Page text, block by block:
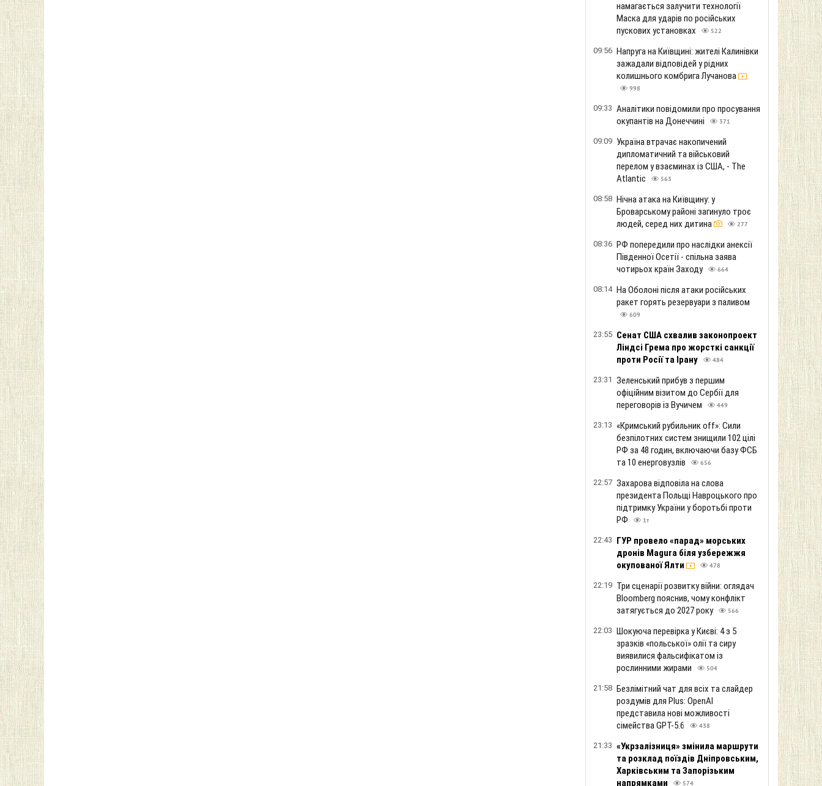
намагається залучити технології
Маска для ударів по російських
пускових установках
522
09:56 Напруга на Київщині: жителі Калинівки
зажадали відповідей у ​​рідних
колишнього комбрига Лучанова
998
09:33 Аналітики повідомили про просування
окупантів на Донеччині
371
09:09 Україна втрачає накопичений
дипломатичний та військовий
перелом у взаєминах із США, - The
Atlantic
563
08:58 Нічна атака на Київщину: у
Броварському районі загинуло троє
людей, серед них дитина
277
08:36 РФ попередили про наслідки анексії
Південної Осетії - спільна заява
чотирьох країн Заходу
664
08:14 На Оболоні після атаки російських
ракет горять резервуари з паливом
609
23:55 Сенат США схвалив законопроект
Ліндсі Грема про жорсткі санкції
проти Росії та Ірану
484
23:31 Зеленський прибув з першим
офіційним візитом до Сербії для
переговорів із Вучичем
449
23:13 «Кримський рубильник off»: Сили
безпілотних систем знищили 102 цілі
РФ за 48 годин, включаючи базу ФСБ
та 10 енерговузлів
656
22:57 Захарова відповіла на слова
президента Польщі Навроцького про
підтримку України у боротьбі проти
РФ
1т
22:43 ГУР провело «парад» морських
дронів Magura біля узбережжя
окупованої Ялти
478
22:19 Три сценарії розвитку війни: оглядач
Bloomberg пояснив, чому конфлікт
затягується до 2027 року
566
22:03 Шокуюча перевірка у Києві: 4 з 5
зразків «польської» олії та сиру
виявилися фальсифікатом із
рослинними жирами
504
21:58 Безлімітний чат для всіх та слайдер
роздумів для Plus: OpenAI
представила нові можливості
сімейства GPT-5.6
438
21:33 «Укрзалізниця» змінила маршрути
та розклад поїздів Дніпровським,
Харківським та Запорізьким
напрямками
574